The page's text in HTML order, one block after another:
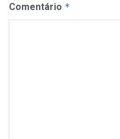
Comentário *